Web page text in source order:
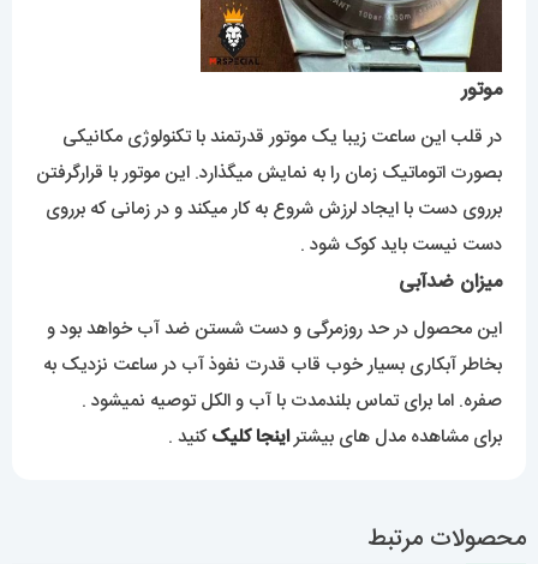
موتور
در قلب این ساعت زیبا یک موتور قدرتمند با تکنولوژی مکانیکی
بصورت اتوماتیک زمان را به نمایش میگذارد. این موتور با قرارگرفتن
برروی دست با ایجاد لرزش شروع به کار میکند و در زمانی که برروی
دست نیست باید کوک شود .
میزان ضدآبی
این محصول در حد روزمرگی و دست شستن ضد آب خواهد بود و
بخاطر آبکاری بسیار خوب قاب قدرت نفوذ آب در ساعت نزدیک به
صفره. اما برای تماس بلندمدت با آب و الکل توصیه نمیشود .
برای مشاهده مدل های بیشتراینجا کلیککنید .
محصولات مرتبط